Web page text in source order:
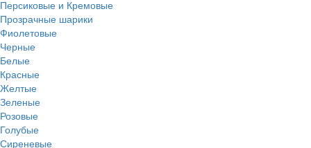
Персиковые и Кремовые
Прозрачные шарики
Фиолетовые
Черные
Белые
Красные
Желтые
Зеленые
Розовые
Голубые
Сиреневые